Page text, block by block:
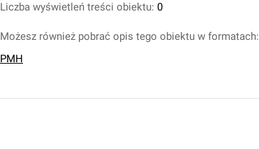
Liczba wyświetleń treści obiektu: 0
Możesz również pobrać opis tego obiektu w formatach:
PMH